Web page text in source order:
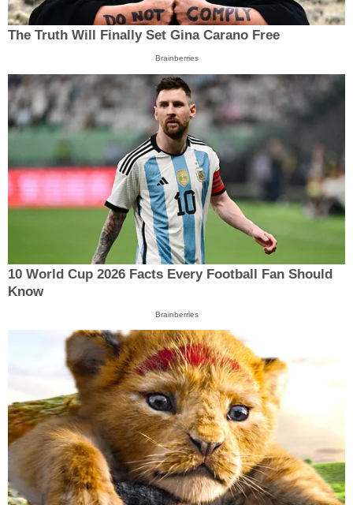
The Truth Will Finally Set Gina Carano Free
Brainberries
10 World Cup 2026 Facts Every Football Fan Should
Know
Brainberries